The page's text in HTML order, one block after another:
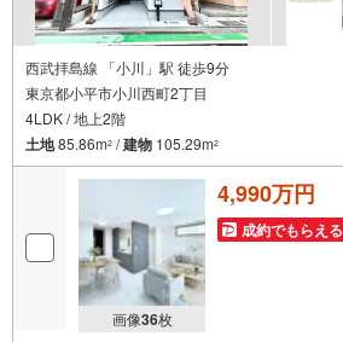
西武拝島線 「小川」駅 徒歩9分
東京都小平市小川西町2丁目
4LDK / 地上2階
土地85.86m2 /建物 105.29m2
画像36枚
4,990万円
成約でもらえる